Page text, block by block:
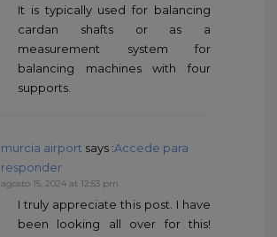
It is typically used for balancing
cardan shafts or as a
measurement system for
balancing machines with four
supports.
murcia airport says :Accede para
responder
agosto 15, 2024 at 12:53 pm
I truly appreciate this post. I have
been looking all over for this!